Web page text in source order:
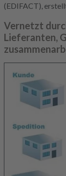
(EDIFACT),
Vernetzt
Lieferanten,